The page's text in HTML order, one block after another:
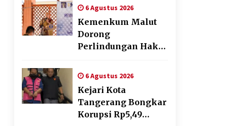
6 Agustus 2026
Kemenkum Malut
Dorong
Perlindungan Hak
Digital,
Sosialisasikan
Pencatatan Gratis
dan Penguatan
Royalti
6 Agustus 2026
Kejari Kota
Tangerang Bongkar
Korupsi Rp5,49